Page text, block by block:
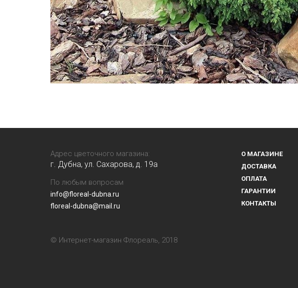
Адрес цветочного магазина:
г. Дубна, ул. Сахарова, д. 19a
По любым вопросам
info@floreal-dubna.ru
floreal-dubna@mail.ru
© Интернет-магазин Флореаль, 2018
О МАГАЗИНЕ
ДОСТАВКА
ОПЛАТА
ГАРАНТИИ
КОНТАКТЫ